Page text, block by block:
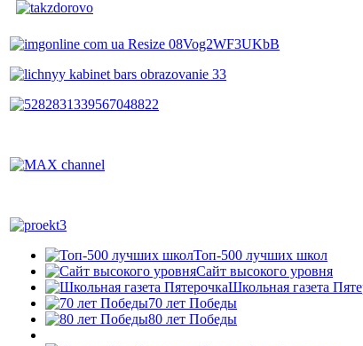
Топ-500 лучших школ
Сайт высокого уровня
Школьная газета
70 лет Победы
80 лет Победы